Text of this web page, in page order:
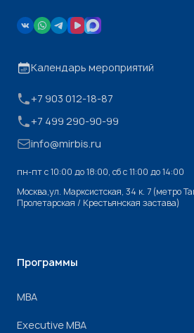
Календарь мероприятий
+7 903 012-18-87
+7 499 290-90-99
info@mirbis.ru
пн-пт с 10:00 до 18:00, cб с 11:00 до 14:00
Москва,ул. Марксистская, 34 к. 7 (метро
Пролетарская / Крестьянская застава)
Программы
МВА
Executive MBA